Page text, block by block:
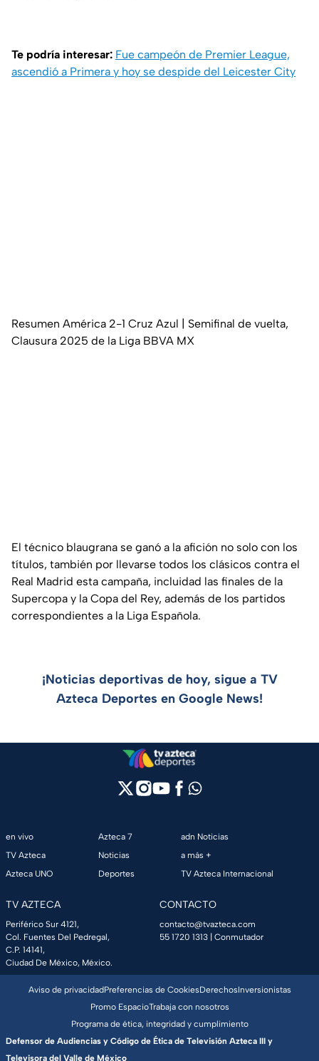
Te podría interesar: Fue campeón de Premier League,
ascendió a Primera y hoy se despide del Leicester City
Resumen América 2-1 Cruz Azul | Semifinal de vuelta,
Clausura 2025 de la Liga BBVA MX
El técnico blaugrana se ganó a la afición no solo con los
títulos, también por llevarse todos los clásicos contra el
Real Madrid esta campaña, incluidad las finales de la
Supercopa y la Copa del Rey, además de los partidos
correspondientes a la Liga Española.
¡Noticias deportivas de hoy, sigue a TV
Azteca Deportes en Google News!
en vivo
TV Azteca
Azteca UNO
Azteca 7
Noticias
Deportes
adn Noticias
a más +
TV Azteca Internacional
TV AZTECA
Periférico Sur 4121,
Col. Fuentes Del Pedregal,
C.P. 14141,
Ciudad De México, México.
CONTACTO
contacto@tvazteca.com
55 1720 1313 | Conmutador
Aviso de privacidadPreferencias de CookiesDerechosInversionistas
Promo EspacioTrabaja con nosotros
Programa de ética, integridad y cumplimiento
Defensor de Audiencias y Código de Ética de Televisión Azteca III y
Televisora del Valle de México